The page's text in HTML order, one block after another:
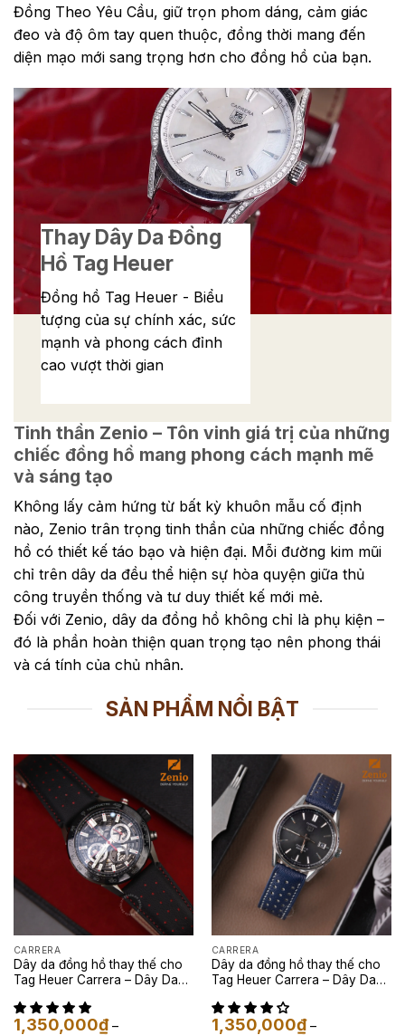
Đồng Theo Yêu Cầu, giữ trọn phom dáng, cảm giác
đeo và độ ôm tay quen thuộc, đồng thời mang đến
diện mạo mới sang trọng hơn cho đồng hồ của bạn.
Thay Dây Da Đồng
Hồ Tag Heuer
Đồng hồ Tag Heuer - Biểu
tượng của sự chính xác, sức
mạnh và phong cách đỉnh
cao vượt thời gian
Tinh thần Zenio – Tôn vinh giá trị của những
chiếc đồng hồ mang phong cách mạnh mẽ
và sáng tạo
Không lấy cảm hứng từ bất kỳ khuôn mẫu cố định
nào, Zenio trân trọng tinh thần của những chiếc đồng
hồ có thiết kế táo bạo và hiện đại. Mỗi đường kim mũi
chỉ trên dây da đều thể hiện sự hòa quyện giữa thủ
công truyền thống và tư duy thiết kế mới mẻ.
Đối với Zenio, dây da đồng hồ không chỉ là phụ kiện –
đó là phần hoàn thiện quan trọng tạo nên phong thái
và cá tính của chủ nhân.
SẢN PHẨM NỔI BẬT
CARRERA
Dây da đồng hồ thay thế cho
Tag Heuer Carrera – Dây Da
1,350,000₫ –
CARRERA
Dây da đồng hồ thay thế cho
Tag Heuer Carrera – Dây Da
1,350,000₫ –